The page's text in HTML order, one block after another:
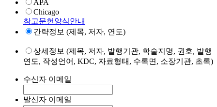
APA
Chicago
참고문헌양식안내
간략정보 (제목, 저자, 연도)
상세정보 (제목, 저자, 발행기관, 학술지명, 권호, 발행
연도, 작성언어, KDC, 자료형태, 수록면, 소장기관, 초록)
수신자 이메일
발신자 이메일